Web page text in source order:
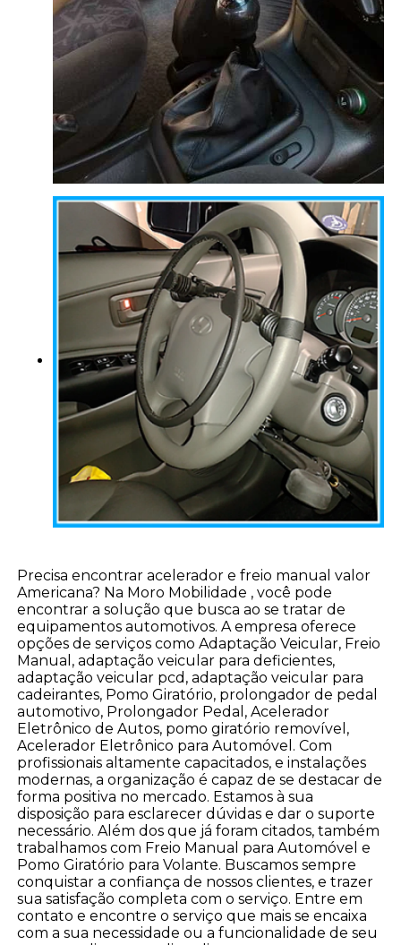
Precisa encontrar acelerador e freio manual valor
Americana? Na Moro Mobilidade , você pode
encontrar a solução que busca ao se tratar de
equipamentos automotivos. A empresa oferece
opções de serviços como Adaptação Veicular, Freio
Manual, adaptação veicular para deficientes,
adaptação veicular pcd, adaptação veicular para
cadeirantes, Pomo Giratório, prolongador de pedal
automotivo, Prolongador Pedal, Acelerador
Eletrônico de Autos, pomo giratório removível,
Acelerador Eletrônico para Automóvel. Com
profissionais altamente capacitados, e instalações
modernas, a organização é capaz de se destacar de
forma positiva no mercado. Estamos à sua
disposição para esclarecer dúvidas e dar o suporte
necessário. Além dos que já foram citados, também
trabalhamos com Freio Manual para Automóvel e
Pomo Giratório para Volante. Buscamos sempre
conquistar a confiança de nossos clientes, e trazer
sua satisfação completa com o serviço. Entre em
contato e encontre o serviço que mais se encaixa
com a sua necessidade ou a funcionalidade de seu